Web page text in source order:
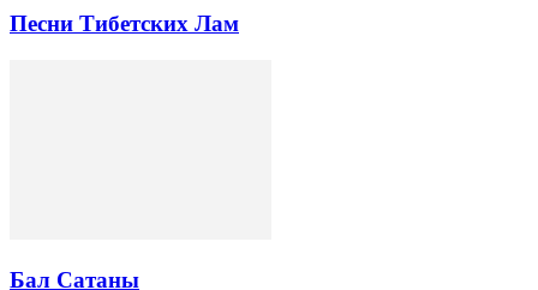
Песни Тибетских Лам
Бал Сатаны